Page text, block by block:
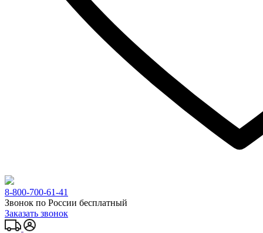
8-800-700-61-41
Звонок по России бесплатный
Заказать звонок